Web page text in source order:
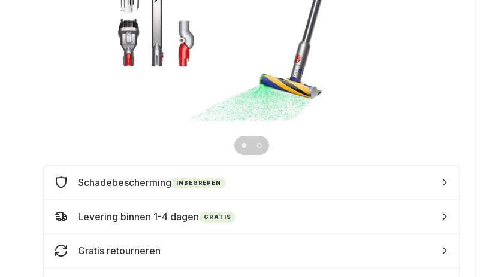
Schadebescherming INBEGREPEN
Levering binnen 1-4 dagen GRATIS
Gratis retourneren